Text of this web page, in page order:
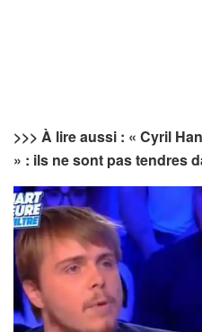
>>> À lire aussi : « Cyril
» : ils ne sont pas tendres